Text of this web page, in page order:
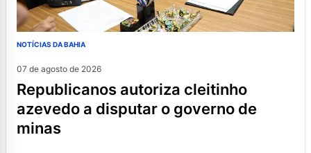
NOTÍCIAS DA BAHIA
07 de agosto de 2026
republicanos autoriza cleitinho
azevedo a disputar o governo de
minas